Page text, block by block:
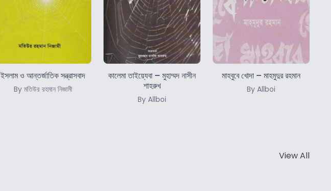
ইসলাম ও আন্তর্জাতিক সন্ত্রাসবাদ
By মতিউর রহমান নিজামী
কালেমা তাইয়্যেবা – মুহাম্মদ নাসীন
শাহরুখ
By Allboi
মাহবুবে খোদা – মাহমুদুর রহমান
By Allboi
View All